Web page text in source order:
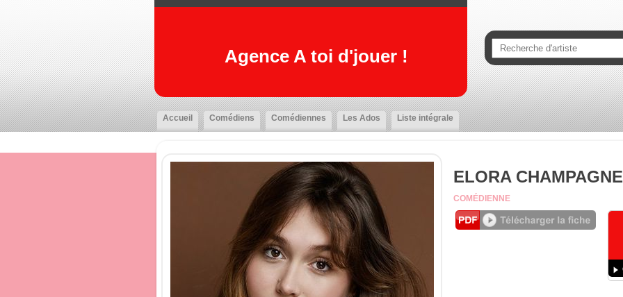
Agence A toi d'jouer !
Accueil Comédiens Comédiennes Les Ados Liste intégrale
ELORA CHAMPAGNE
COMÉDIENNE